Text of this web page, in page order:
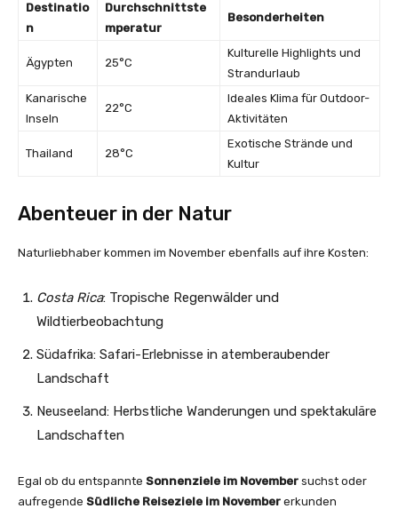
Destinatio
n
Durchschnittste
mperatur
Besonderheiten
Ägypten 25°C
Kulturelle Highlights und
Strandurlaub
Kanarische
Inseln
22°C
Ideales Klima für Outdoor-
Aktivitäten
Thailand 28°C
Exotische Strände und
Kultur
Abenteuer in der Natur
Naturliebhaber kommen im November ebenfalls auf ihre Kosten:
Costa Rica: Tropische Regenwälder und
Wildtierbeobachtung
Südafrika: Safari-Erlebnisse in atemberaubender
Landschaft
Neuseeland: Herbstliche Wanderungen und spektakuläre
Landschaften
Egal ob du entspannte Sonnenziele im November suchst oder
aufregende Südliche Reiseziele im November erkunden